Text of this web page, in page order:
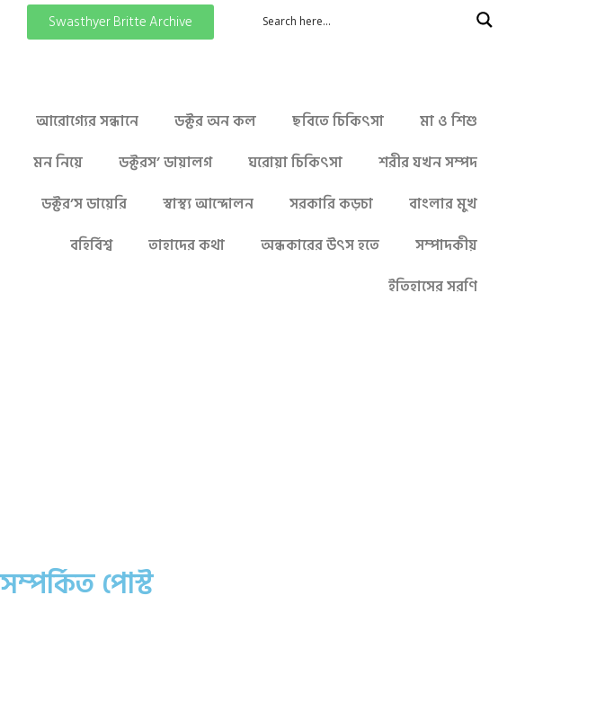
Swasthyer Britte Archive
আরোগ্যের সন্ধানে ডক্টর অন কল ছবিতে চিকিৎসা
মা ও শিশু
মন নিয়ে
ডক্টরস’ ডায়ালগ ঘরোয়া চিকিৎসা
শরীর যখন সম্পদ
ডক্টর’স ডায়েরি
স্বাস্থ্য আন্দোলন সরকারি কড়চা
বাংলার মুখ
বহির্বিশ্ব
তাহাদের কথা অন্ধকারের উৎস হতে
সম্পাদকীয়
ইতিহাসের সরণি
সম্পর্কিত পোস্ট